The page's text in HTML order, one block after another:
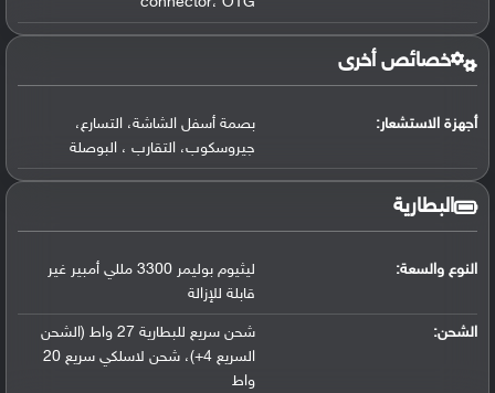
خصائص أخرى
أجهزة الاستشعار:
بصمة أسفل الشاشة، التسارع،
جيروسكوب، التقارب ، البوصلة
البطارية
النوع والسعة:
ليثيوم بوليمر 3300 مللي أمبير غير
قابلة للإزالة
الشحن:
شحن سريع للبطارية 27 واط (الشحن
السريع 4+)، شحن لاسلكي سريع 20
واط